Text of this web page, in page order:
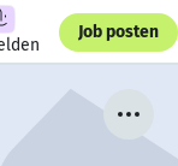
Job posten